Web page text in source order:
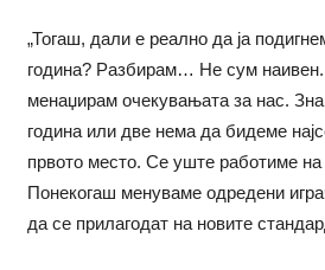
„Тогаш, дали е реално да ја
година? Разбирам… Не сум
менаџирам очекувањата за нас.
година или две нема да бидеме
првото место. Се уште работиме на
Понекогаш менуваме одредени
да се прилагодат на новите